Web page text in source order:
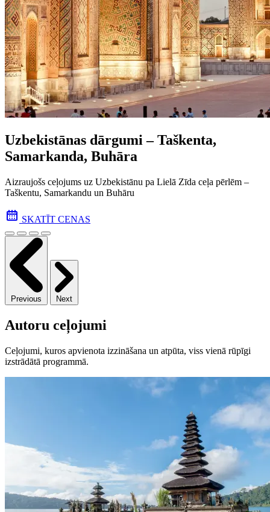
Uzbekistānas dārgumi – Taškenta,
Samarkanda, Buhāra
Aizraujošs ceļojums uz Uzbekistānu pa Lielā Zīda ceļa pēr­lēm –
Taškentu, Samarkandu un Buhāru
SKATĪT CENAS
Previous Next
Autoru ceļojumi
Ceļojumi, kuros apvienota izzināšana un atpūta, viss vienā rūpīgi
izstrādātā programmā.